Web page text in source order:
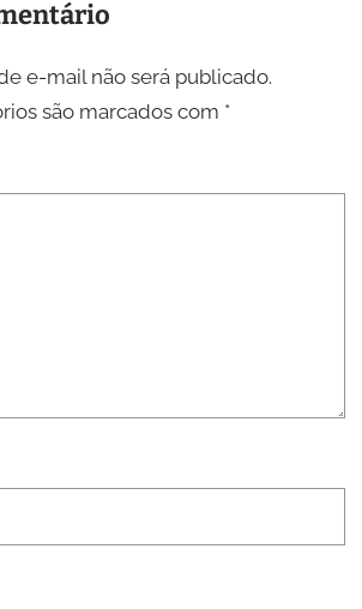
e-mail não será publicado.
são marcados com *